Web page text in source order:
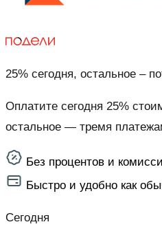
25% сегодня, остальное –
Оплатите сегодня 25%
остальное — тремя
Без процентов и
Быстро и удобно как
Сегодня